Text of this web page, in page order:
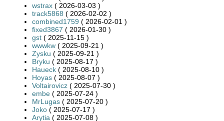
wstrax ( 2026-03-03 )
track5868 ( 2026-02-02 )
combined1759 ( 2026-02-01 )
fixed3867 ( 2026-01-30 )
gst ( 2025-11-15 )
wwwkw ( 2025-09-21 )
Zysku ( 2025-09-21 )
Bryku ( 2025-08-17 )
Haueck ( 2025-08-10 )
Hoyas ( 2025-08-07 )
Voltairovicz ( 2025-07-30 )
embe ( 2025-07-24 )
MrLugas ( 2025-07-20 )
Joko ( 2025-07-17 )
Arytia ( 2025-07-08 )